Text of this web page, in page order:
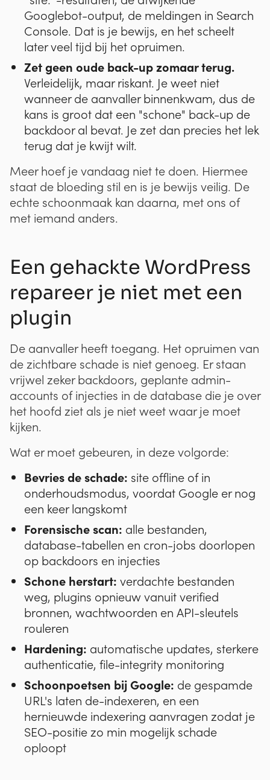
Googlebot-output, de meldingen in Search
Console. Dat is je bewijs, en het scheelt
later veel tijd bij het opruimen.
Zet geen oude back-up zomaar terug.
Verleidelijk, maar riskant. Je weet niet
wanneer de aanvaller binnenkwam, dus de
kans is groot dat een "schone" back-up de
backdoor al bevat. Je zet dan precies het lek
terug dat je kwijt wilt.
Meer hoef je vandaag niet te doen. Hiermee
staat de bloeding stil en is je bewijs veilig. De
echte schoonmaak kan daarna, met ons of
met iemand anders.
Een gehackte WordPress
repareer je niet met een
plugin
De aanvaller heeft toegang. Het opruimen van
de zichtbare schade is niet genoeg. Er staan
vrijwel zeker backdoors, geplante admin-
accounts of injecties in de database die je over
het hoofd ziet als je niet weet waar je moet
kijken.
Wat er moet gebeuren, in deze volgorde:
Bevries de schade: site offline of in
onderhoudsmodus, voordat Google er nog
een keer langskomt
Forensische scan: alle bestanden,
database-tabellen en cron-jobs doorlopen
op backdoors en injecties
Schone herstart: verdachte bestanden
weg, plugins opnieuw vanuit verified
bronnen, wachtwoorden en API-sleutels
rouleren
Hardening: automatische updates, sterkere
authenticatie, file-integrity monitoring
Schoonpoetsen bij Google: de gespamde
URL's laten de-indexeren, en een
hernieuwde indexering aanvragen zodat je
SEO-positie zo min mogelijk schade
oploopt